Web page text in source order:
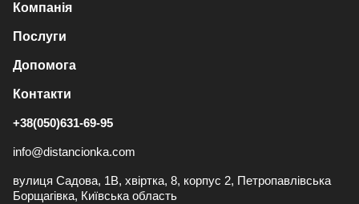
Компанія
Послуги
Допомога
Контакти
+38(050)631-69-95
info@distancionka.com
вулиця Садова, 1В, хвіртка, 8, корпус 2, Петропавлівська
Борщагівка, Київська область